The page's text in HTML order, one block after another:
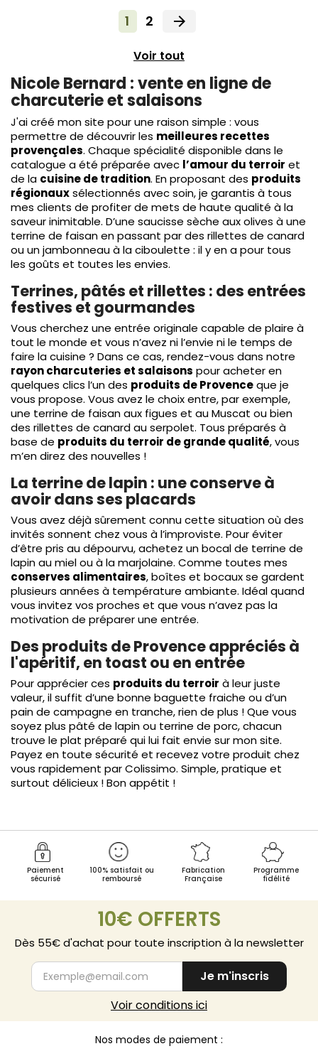
1 2 arrow_forward
Voir tout
Nicole Bernard : vente en ligne de
charcuterie et salaisons
J'ai créé mon site pour une raison simple : vous
permettre de découvrir les meilleures recettes
provençales. Chaque spécialité disponible dans le
catalogue a été préparée avec l’amour du terroir et
de la cuisine de tradition. En proposant des produits
régionauxsélectionnés avec soin, je garantis à tous
mes clients de profiter de mets de haute qualité à la
saveur inimitable. D’une saucisse sèche aux olives à une
terrine de faisan en passant par des rillettes de canard
ou un jambonneau à la ciboulette : il y en a pour tous
les goûts et toutes les envies.
Terrines, pâtés et rillettes : des entrées
festives et gourmandes
Vous cherchez une entrée originale capable de plaire à
tout le monde et vous n’avez ni l’envie ni le temps de
faire la cuisine ? Dans ce cas, rendez-vous dans notre
rayon charcuteries et salaisons pour acheter en
quelques clics l’un des produits de Provenceque je
vous propose. Vous avez le choix entre, par exemple,
une terrine de faisan aux figues et au Muscat ou bien
des rillettes de canard au serpolet. Tous préparés à
base de produits du terroir de grande qualité, vous
m’en direz des nouvelles !
La terrine de lapin : une conserve à
avoir dans ses placards
Vous avez déjà sûrement connu cette situation où des
invités sonnent chez vous à l’improviste. Pour éviter
d’être pris au dépourvu, achetez un bocal de terrine de
lapin au miel ou à la marjolaine. Comme toutes mes
conserves alimentaires, boîtes et bocaux se gardent
plusieurs années à température ambiante. Idéal quand
vous invitez vos proches et que vous n’avez pas la
motivation de préparer une entrée.
Des produits de Provence appréciés à
l'apéritif, en toast ou en entrée
Pour apprécier ces produits du terroir à leur juste
valeur, il suffit d’une bonne baguette fraiche ou d’un
pain de campagne en tranche, rien de plus ! Que vous
soyez plus pâté de lapin ou terrine de porc, chacun
trouve le plat préparé qui lui fait envie sur mon site.
Payez en toute sécurité et recevez votre produit chez
vous rapidement par Colissimo. Simple, pratique et
surtout délicieux ! Bon appétit !
Paiement
sécurisé
100% satisfait ou
remboursé
Fabrication
Française
Programme
fidélité
10€ OFFERTS
Dès 55€ d'achat pour toute inscription à la newsletter
Je m'inscris
Voir conditions ici
Nos modes de paiement :